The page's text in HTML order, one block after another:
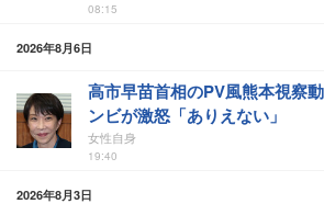
08:15
2026年8月6日
高市早苗首相のPV風熊本視察
ンビが激怒「ありえない」
女性自身
19:40
2026年8月3日